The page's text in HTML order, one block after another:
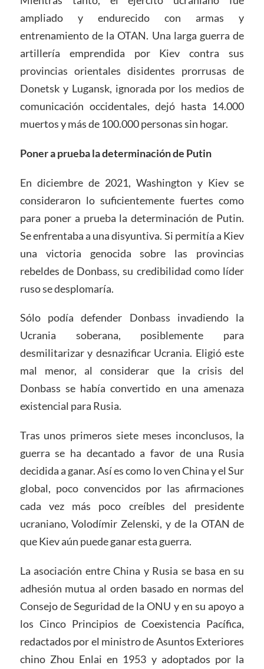
ampliado y endurecido con armas y
entrenamiento de la OTAN. Una larga guerra de
artillería emprendida por Kiev contra sus
provincias orientales disidentes prorrusas de
Donetsk y Lugansk, ignorada por los medios de
comunicación occidentales, dejó hasta 14.000
muertos y más de 100.000 personas sin hogar.
Poner a prueba la determinación de Putin
En diciembre de 2021, Washington y Kiev se
consideraron lo suficientemente fuertes como
para poner a prueba la determinación de Putin.
Se enfrentaba a una disyuntiva. Si permitía a Kiev
una victoria genocida sobre las provincias
rebeldes de Donbass, su credibilidad como líder
ruso se desplomaría.
Sólo podía defender Donbass invadiendo la
Ucrania soberana, posiblemente para
desmilitarizar y desnazificar Ucrania. Eligió este
mal menor, al considerar que la crisis del
Donbass se había convertido en una amenaza
existencial para Rusia.
Tras unos primeros siete meses inconclusos, la
guerra se ha decantado a favor de una Rusia
decidida a ganar. Así es como lo ven China y el Sur
global, poco convencidos por las afirmaciones
cada vez más poco creíbles del presidente
ucraniano, Volodímir Zelenski, y de la OTAN de
que Kiev aún puede ganar esta guerra.
La asociación entre China y Rusia se basa en su
adhesión mutua al orden basado en normas del
Consejo de Seguridad de la ONU y en su apoyo a
los Cinco Principios de Coexistencia Pacífica,
redactados por el ministro de Asuntos Exteriores
chino Zhou Enlai en 1953 y adoptados por la